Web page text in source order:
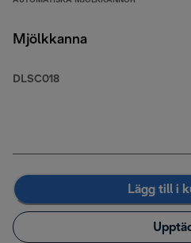
Mjölkkanna
DLSC018
Lägg till i